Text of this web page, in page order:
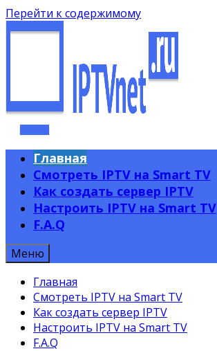
Перейти к содержимому
Главная
Смотреть IPTV на Smart TV
Как создать сервер IPTV
Настроить IPTV на Smart TV
F.A.Q
Меню
Главная
Смотреть IPTV на Smart TV
Как создать сервер IPTV
Настроить IPTV на Smart TV
F.A.Q